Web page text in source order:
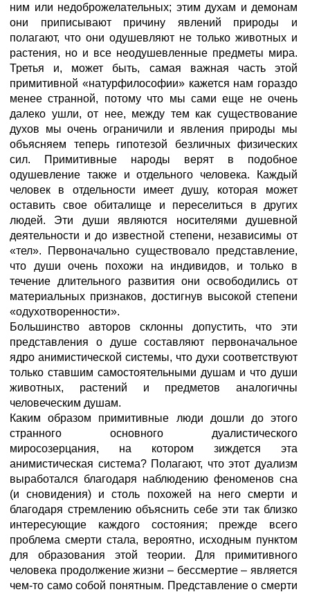
ним или недоброжелательных; этим духам и демонам
они приписывают причину явлений природы и
полагают, что они одушевляют не только животных и
растения, но и все неодушевленные предметы мира.
Третья и, может быть, самая важная часть этой
примитивной «натурфилософии» кажется нам гораздо
менее странной, потому что мы сами еще не очень
далеко ушли, от нее, между тем как существование
духов мы очень ограничили и явления природы мы
объясняем теперь гипотезой безличных физических
сил. Примитивные народы верят в подобное
одушевление также и отдельного человека. Каждый
человек в отдельности имеет душу, которая может
оставить свое обиталище и переселиться в других
людей. Эти души являются носителями душевной
деятельности и до известной степени, независимы от
«тел». Первоначально существовало представление,
что души очень похожи на индивидов, и только в
течение длительного развития они освободились от
материальных признаков, достигнув высокой степени
«одухотворенности».
Большинство авторов склонны допустить, что эти
представления о душе составляют первоначальное
ядро анимистической системы, что духи соответствуют
только ставшим самостоятельными душам и что души
животных, растений и предметов аналогичны
человеческим душам.
Каким образом примитивные люди дошли до этого
странного основного дуалистического
миросозерцания, на котором зиждется эта
анимистическая система? Полагают, что этот дуализм
выработался благодаря наблюдению феноменов сна
(и сновидения) и столь похожей на него смерти и
благодаря стремлению объяснить себе эти так близко
интересующие каждого состояния; прежде всего
проблема смерти стала, вероятно, исходным пунктом
для образования этой теории. Для примитивного
человека продолжение жизни – бессмертие – является
чем-то само собой понятным. Представление о смерти